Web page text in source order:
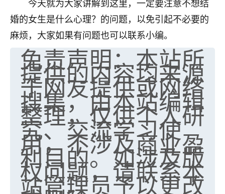
婚的女生是什么心理？的问题，以免引起不必要的
麻烦，大家如果有问题也可以联系小编。
免责声明：本站所
提供的内容均来源
于网友提供或网络
搜集，由本站编辑
整理，仅供个人研
究、交流学习使
用，不涉及商业盈
利目的。如涉及版
权问题，请联系本
站管理员予以更改